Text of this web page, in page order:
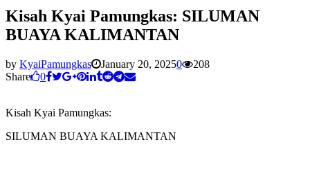
Kisah Kyai Pamungkas: SILUMAN
BUAYA KALIMANTAN
by KyaiPamungkas January 20, 20250
208
Share
0
Kisah Kyai Pamungkas:
SILUMAN BUAYA KALIMANTAN